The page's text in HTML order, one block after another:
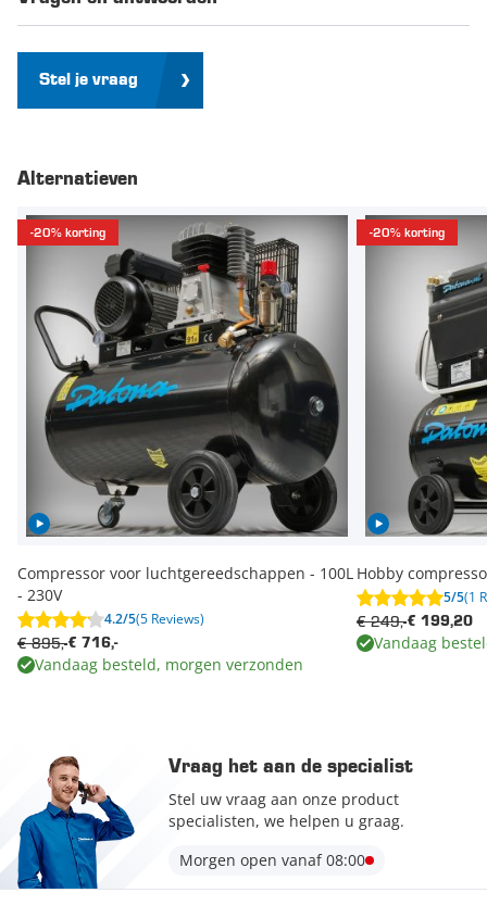
Stel je vraag
Alternatieven
-20% korting
Compressor voor luchtgereedschappen - 100L
- 230V
4.2/5(5 Reviews)
€ 716,-
€ 895,-
Vandaag besteld, morgen verzonden
-20% korting
Hobby
5/5(1
€ 199,20
€ 249,-
Vandaag
Vraag het aan de specialist
Stel uw vraag aan onze product
specialisten, we helpen u graag.
Morgen open vanaf 08:00